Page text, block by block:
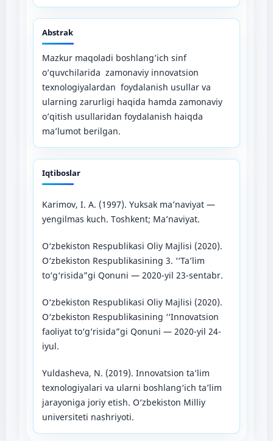
Abstrak
Mazkur maqoladi boshlang’ich sinf
o’quvchilarida zamonaviy innovatsion
texnologiyalardan foydalanish usullar va
ularning zarurligi haqida hamda zamonaviy
o’qitish usullaridan foydalanish haiqda
ma’lumot berilgan.
Iqtiboslar
Karimov, I. A. (1997). Yuksak ma’naviyat —
yengilmas kuch. Toshkent; Ma’naviyat.
O‘zbekiston Respublikasi Oliy Majlisi (2020).
O‘zbekiston Respublikasining 3. ‘‘Ta’lim
to‘g‘risida”gi Qonuni — 2020-yil 23-sentabr.
O‘zbekiston Respublikasi Oliy Majlisi (2020).
O‘zbekiston Respublikasining ‘‘Innovatsion
faoliyat to‘g‘risida”gi Qonuni — 2020-yil 24-
iyul.
Yuldasheva, N. (2019). Innovatsion ta’lim
texnologiyalari va ularni boshlang‘ich ta’lim
jarayoniga joriy etish. O‘zbekiston Milliy
universiteti nashriyoti.